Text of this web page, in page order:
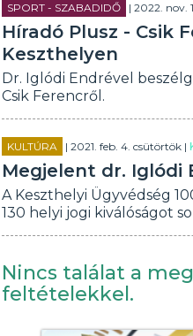
SPORT - SZABADIDŐ | 2022. nov.
Híradó Plusz - Csik
Keszthelyen
Dr. Iglódi Endrével
Csik Ferencről.
KULTÚRA | 2021. feb. 4. csütörtök |
Megjelent dr. Iglódi
A Keszthelyi Ügyvédség
130 helyi jogi kiválóságot
Nincs találat a
feltételekkel.